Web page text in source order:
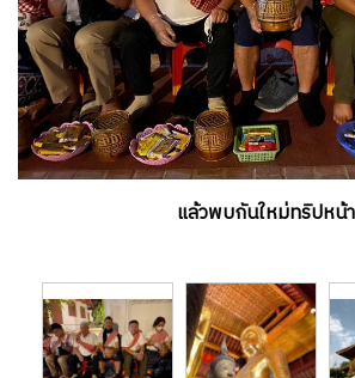
แล้วพบกันใหม่ทริปหน้า